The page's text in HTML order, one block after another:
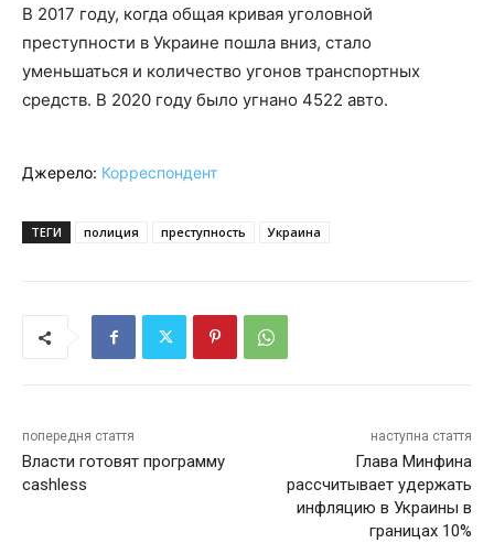
В 2017 году, когда общая кривая уголовной
преступности в Украине пошла вниз, стало
уменьшаться и количество угонов транспортных
средств. В 2020 году было угнано 4522 авто.
Джерело: Корреспондент
ТЕГИ полиция преступность Украина
попередня стаття
Власти готовят программу
cashless
наступна стаття
Глава Минфина
рассчитывает удержать
инфляцию в Украины в
границах 10%